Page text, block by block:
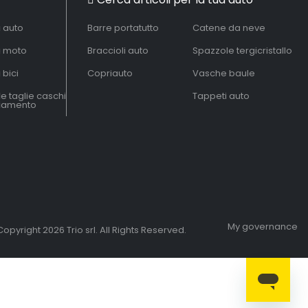
auto
moto
bici
taglie caschi
Barre portatutto
Braccioli auto
Copriauto
Catene da neve
Spazzole tergicristallo
Vasche baule
Tappeti auto
My governance
2026 Trio srl. All Rights Reserved.